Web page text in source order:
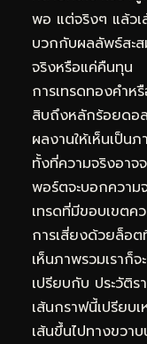
พอ แต่จริงๆ แล้ว
บวกกับผลลัพธ์สะส
จริงหรือแค่คืนทุน
การเทรดทองคำห
สิบถึงหลักร้อยดอล
ผลงานให้เห็นเป็น
ทั้งที่ความจริงอาจ
พอร์ตจะบอกความ
เทรดที่มีขอบเขตค
การเสี่ยงด้วยล็อต
เห็นภาพรวมเราก็
เปรียบกับ ประวัติ
เส้นกราฟนี้เปรีย
เส้นขึ้นไปทางขวา